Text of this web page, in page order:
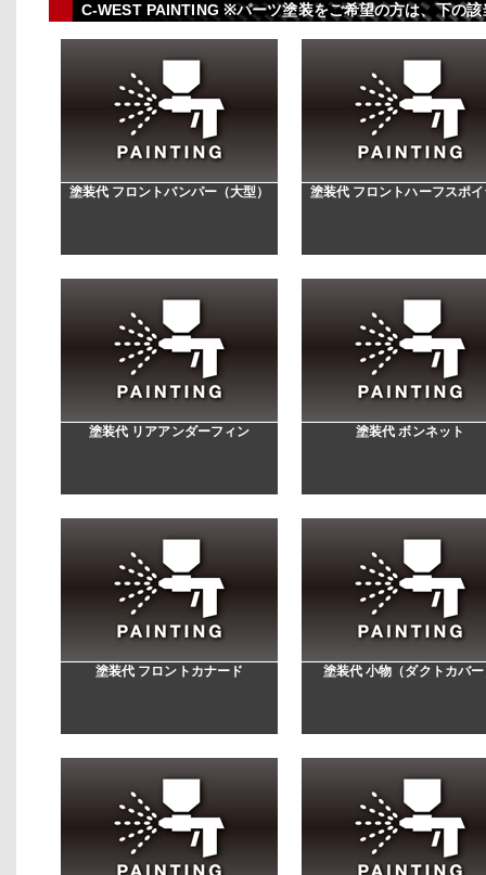
C-WEST PAINTING ※パーツ塗装をご希望の方は、下の
塗装代 フロントバンパー（大型） 塗装代 フロントハーフスポ
塗装代 リアアンダーフィン 塗装代 ボンネット
塗装代 フロントカナード 塗装代 小物（ダクトカバ